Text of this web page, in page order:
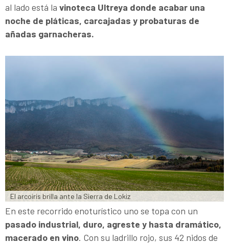
al lado está la vinoteca Ultreya donde acabar una
noche de pláticas, carcajadas y probaturas de
añadas garnacheras.
El arcoiris brilla ante la Sierra de Lokiz
En este recorrido enoturístico uno se topa con un
pasado industrial, duro, agreste y hasta dramático,
macerado en vino. Con su ladrillo rojo, sus 42 nidos de